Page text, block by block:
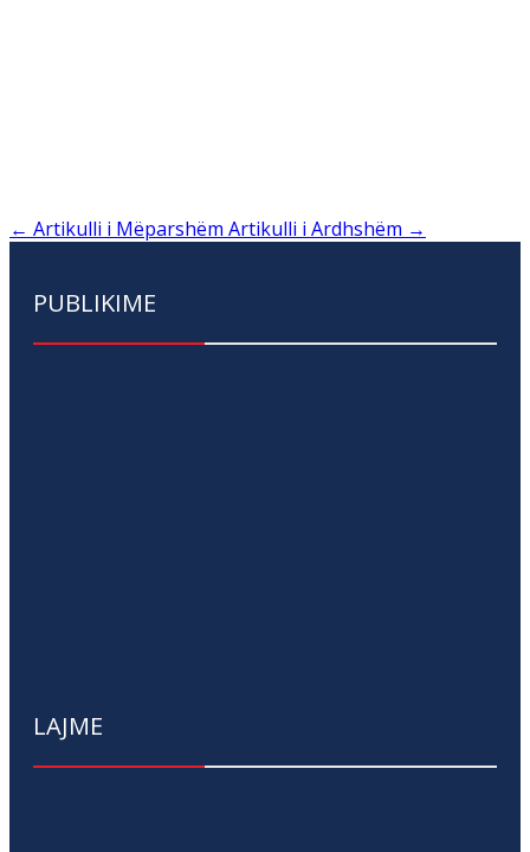
← Artikulli i Mëparshëm Artikulli i Ardhshëm →
PUBLIKIME
LAJME